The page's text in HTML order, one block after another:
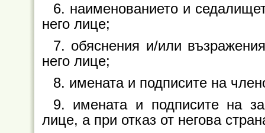
6. наименованието и
него лице;
7. обяснения и/или
него лице;
8. имената и подписите на
9. имената и подписите на
лице, а при отказ от негова